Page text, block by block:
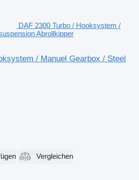
DAF 2300 Turbo / Hooksystem /
Abrollkipper
/ Manuel Gearbox / Steel
Vergleichen